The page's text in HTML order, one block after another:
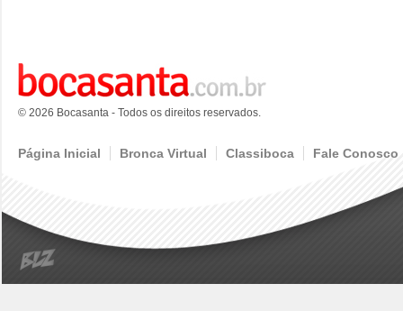
© 2026 Bocasanta - Todos os direitos reservados.
Página Inicial Bronca Virtual Classiboca Fale Conosco